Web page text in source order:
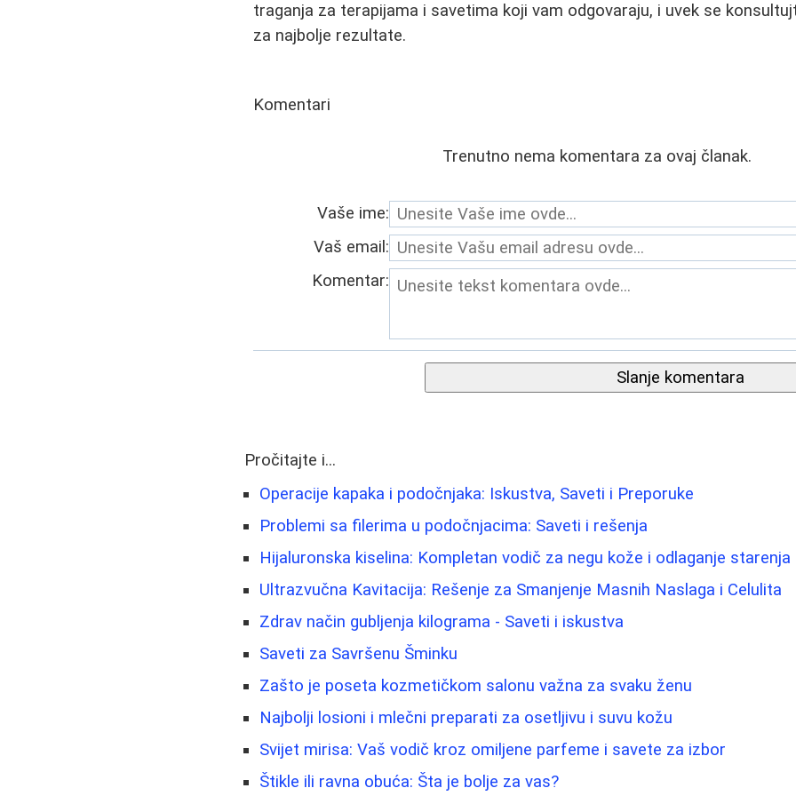
traganja za terapijama i savetima koji vam odgovaraju, i uvek se
za najbolje rezultate.
Komentari
Trenutno nema komentara za ovaj članak.
Vaše ime:
Vaš email:
Komentar:
Slanje komentara
Pročitajte i...
Operacije kapaka i podočnjaka: Iskustva, Saveti i Preporuke
Problemi sa filerima u podočnjacima: Saveti i rešenja
Hijaluronska kiselina: Kompletan vodič za negu kože i odlaganje starenja
Ultrazvučna Kavitacija: Rešenje za Smanjenje Masnih Naslaga i Celulita
Zdrav način gubljenja kilograma - Saveti i iskustva
Saveti za Savršenu Šminku
Zašto je poseta kozmetičkom salonu važna za svaku ženu
Najbolji losioni i mlečni preparati za osetljivu i suvu kožu
Svijet mirisa: Vaš vodič kroz omiljene parfeme i savete za izbor
Štikle ili ravna obuća: Šta je bolje za vas?